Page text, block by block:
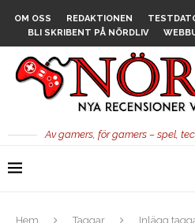
OM OSS REDAKTIONEN
BLI SKRIBENT PÅ NÖRDLIV
Av gamers, för gamers – spel,
Hem Taggar Inlägg